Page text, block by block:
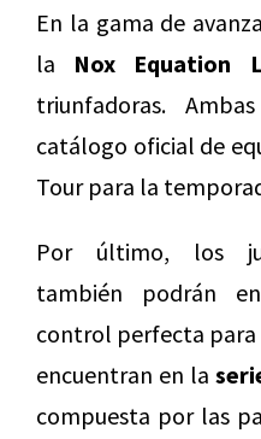
En la gama de
la Nox Equation
triunfadoras.
catálogo oficial de
Tour para la
Por último, los
también podrán
control perfecta para
encuentran en la
compuesta por las